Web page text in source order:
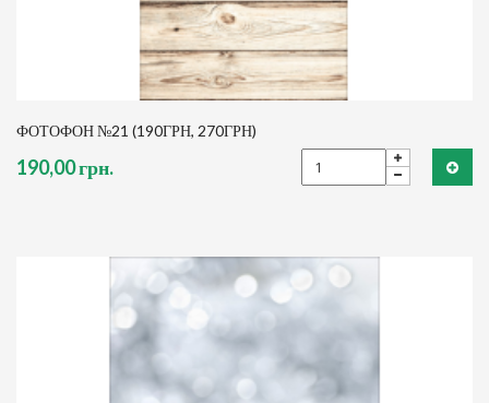
ФОТОФОН №21 (190ГРН, 270ГРН)
190,00 грн.